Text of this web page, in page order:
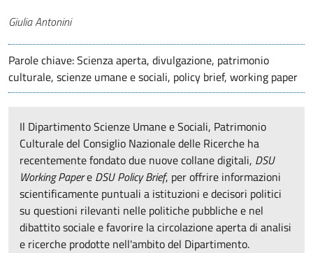
Autori
Giulia Antonini
Parole chiave: Scienza aperta, divulgazione, patrimonio
culturale, scienze umane e sociali, policy brief, working paper
Il Dipartimento Scienze Umane e Sociali, Patrimonio
Culturale del Consiglio Nazionale delle Ricerche ha
recentemente fondato due nuove collane digitali, DSU
Working Papere DSU Policy Brief, per offrire informazioni
scientificamente puntuali a istituzioni e decisori politici
su questioni rilevanti nelle politiche pubbliche e nel
dibattito sociale e favorire la circolazione aperta di analisi
e ricerche prodotte nell'ambito del Dipartimento.